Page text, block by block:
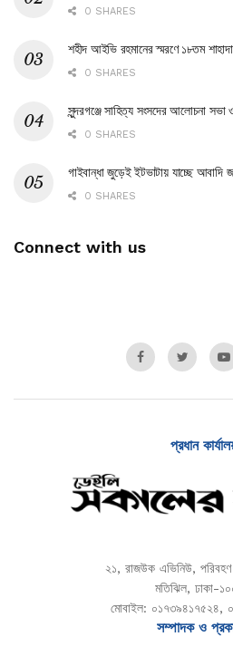
0 SHARES
শহীদ আইভি রহমানের স্মরণে ১৮তম
0 SHARES
সুন্দরগঞ্জে সাহিত্য সংসদের আলোচনা
0 SHARES
গাইবান্ধা‌ জুড়েই ইটভাটায় যাচ্ছে আবা‌দি
0 SHARES
Connect with us
প্রধান
২১, রাজউক এভিনিউ,
মতিঝিল, ঢাকা-
মোবাইল: ০১৭৩৯৪১৭৫২৪,
সম্পাদক ও